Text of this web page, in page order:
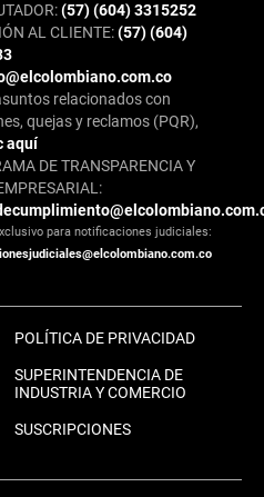
(57) (604) 3315252
AL CLIENTE:(57) (604)
relacionados con
quejas y reclamos (PQR),
aquí
DE TRANSPARENCIA Y
para notificaciones judiciales:
POLÍTICA DE PRIVACIDAD
SUPERINTENDENCIA DE
INDUSTRIA Y COMERCIO
SUSCRIPCIONES